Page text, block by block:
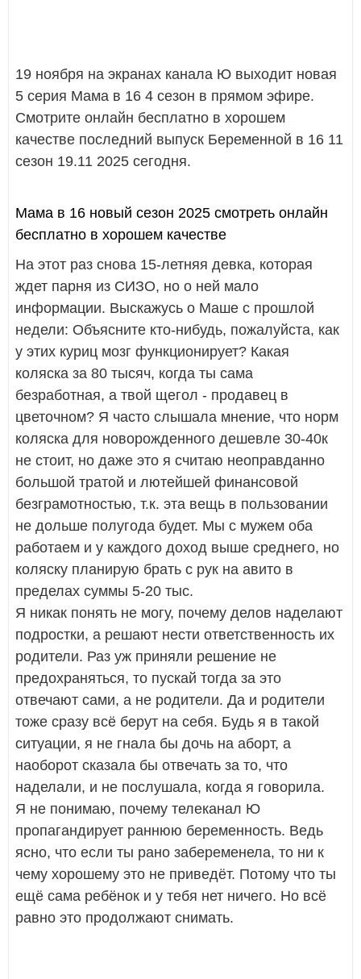
19 ноября на экранах канала Ю выходит новая
5 серия Мама в 16 4 сезон в прямом эфире.
Смотрите онлайн бесплатно в хорошем
качестве последний выпуск Беременной в 16 11
сезон 19.11 2025 сегодня.
Мама в 16 новый сезон 2025 смотреть онлайн
бесплатно в хорошем качестве
На этот раз снова 15-летняя девка, которая
ждет парня из СИЗО, но о ней мало
информации. Выскажусь о Маше с прошлой
недели: Объясните кто-нибудь, пожалуйста, как
у этих куриц мозг функционирует? Какая
коляска за 80 тысяч, когда ты сама
безработная, а твой щегол - продавец в
цветочном? Я часто слышала мнение, что норм
коляска для новорожденного дешевле 30-40к
не стоит, но даже это я считаю неоправданно
большой тратой и лютейшей финансовой
безграмотностью, т.к. эта вещь в пользовании
не дольше полугода будет. Мы с мужем оба
работаем и у каждого доход выше среднего, но
коляску планирую брать с рук на авито в
пределах суммы 5-20 тыс.
Я никак понять не могу, почему делов наделают
подростки, а решают нести ответственность их
родители. Раз уж приняли решение не
предохраняться, то пускай тогда за это
отвечают сами, а не родители. Да и родители
тоже сразу всё берут на себя. Будь я в такой
ситуации, я не гнала бы дочь на аборт, а
наоборот сказала бы отвечать за то, что
наделали, и не послушала, когда я говорила.
Я не понимаю, почему телеканал Ю
пропагандирует раннюю беременность. Ведь
ясно, что если ты рано забеременела, то ни к
чему хорошему это не приведёт. Потому что ты
ещё сама ребёнок и у тебя нет ничего. Но всё
равно это продолжают снимать.